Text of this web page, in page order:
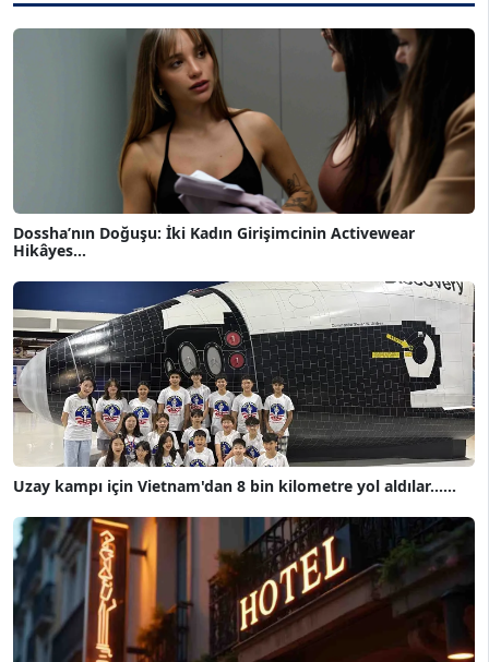
Dossha’nın Doğuşu: İki Kadın Girişimcinin Activewear
Hikâyes...
Uzay kampı için Vietnam'dan 8 bin kilometre yol aldılar......